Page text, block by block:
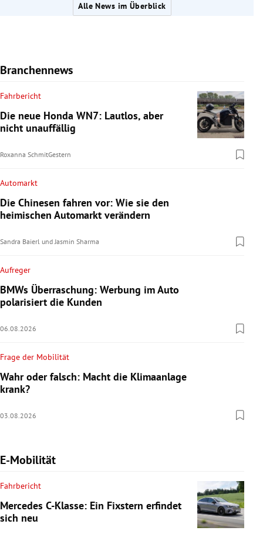
Alle News im Überblick
Branchennews
Fahrbericht
Die neue Honda WN7: Lautlos, aber
nicht unauffällig
Roxanna SchmitGestern
Automarkt
Die Chinesen fahren vor: Wie sie den
heimischen Automarkt verändern
Sandra Baierl undJasmin Sharma
Aufreger
BMWs Überraschung: Werbung im Auto
polarisiert die Kunden
06.08.2026
Frage der Mobilität
Wahr oder falsch: Macht die Klimaanlage
krank?
03.08.2026
E-Mobilität
Fahrbericht
Mercedes C-Klasse: Ein Fixstern erfindet
sich neu